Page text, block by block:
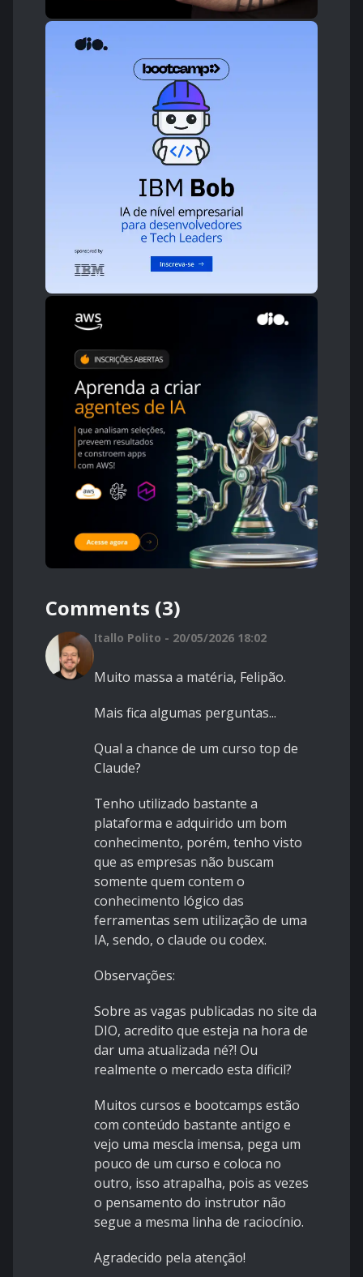
Comments (3)
Itallo Polito - 20/05/2026 18:02
Muito massa a matéria, Felipão.
Mais fica algumas perguntas...
Qual a chance de um curso top de
Claude?
Tenho utilizado bastante a
plataforma e adquirido um bom
conhecimento, porém, tenho visto
que as empresas não buscam
somente quem contem o
conhecimento lógico das
ferramentas sem utilização de uma
IA, sendo, o claude ou codex.
Observações:
Sobre as vagas publicadas no site da
DIO, acredito que esteja na hora de
dar uma atualizada né?! Ou
realmente o mercado esta díficil?
Muitos cursos e bootcamps estão
com conteúdo bastante antigo e
vejo uma mescla imensa, pega um
pouco de um curso e coloca no
outro, isso atrapalha, pois as vezes
o pensamento do instrutor não
segue a mesma linha de raciocínio.
Agradecido pela atenção!